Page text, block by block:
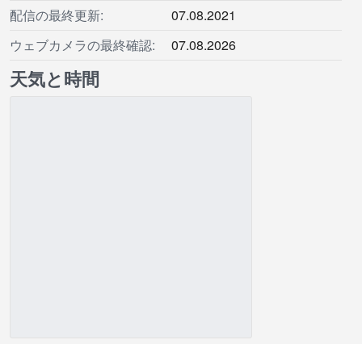
配信の最終更新:
07.08.2021
ウェブカメラの最終確認:
07.08.2026
天気と時間